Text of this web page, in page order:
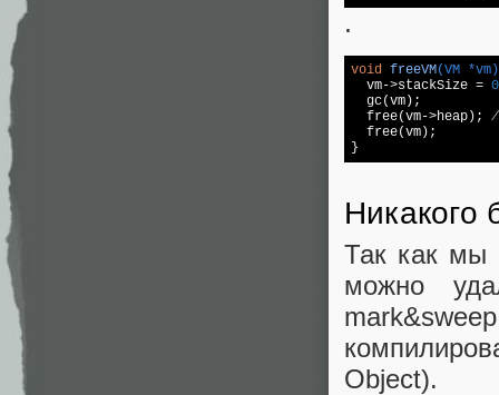
.
void freeVM(VM *vm)
  vm->stackSize =
0
  gc(vm);
free(vm->heap);
free(vm);
}
Никакого
Так как мы
можно
Object).